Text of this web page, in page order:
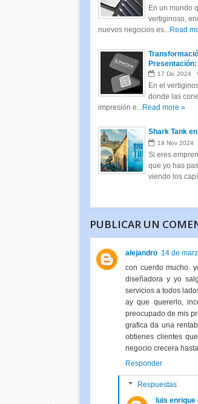
En un mundo
vertiginoso,
nuevos negocios es...Read
Tarjetas
17 Dic 2024
En el
donde las
impresión e...Read more »
Shark Tank
19 Nov 2024
Si eres
que yo has
viendo los
PUBLICAR UN
alejandro 14 de
con cuerdo mucho.
diseñadora y yo
servicios a todos
ay que quererlo,
preocupado de mis
grafica da una
obtienes clientes
negocio crecera
Responder
Respuestas
luis enrique